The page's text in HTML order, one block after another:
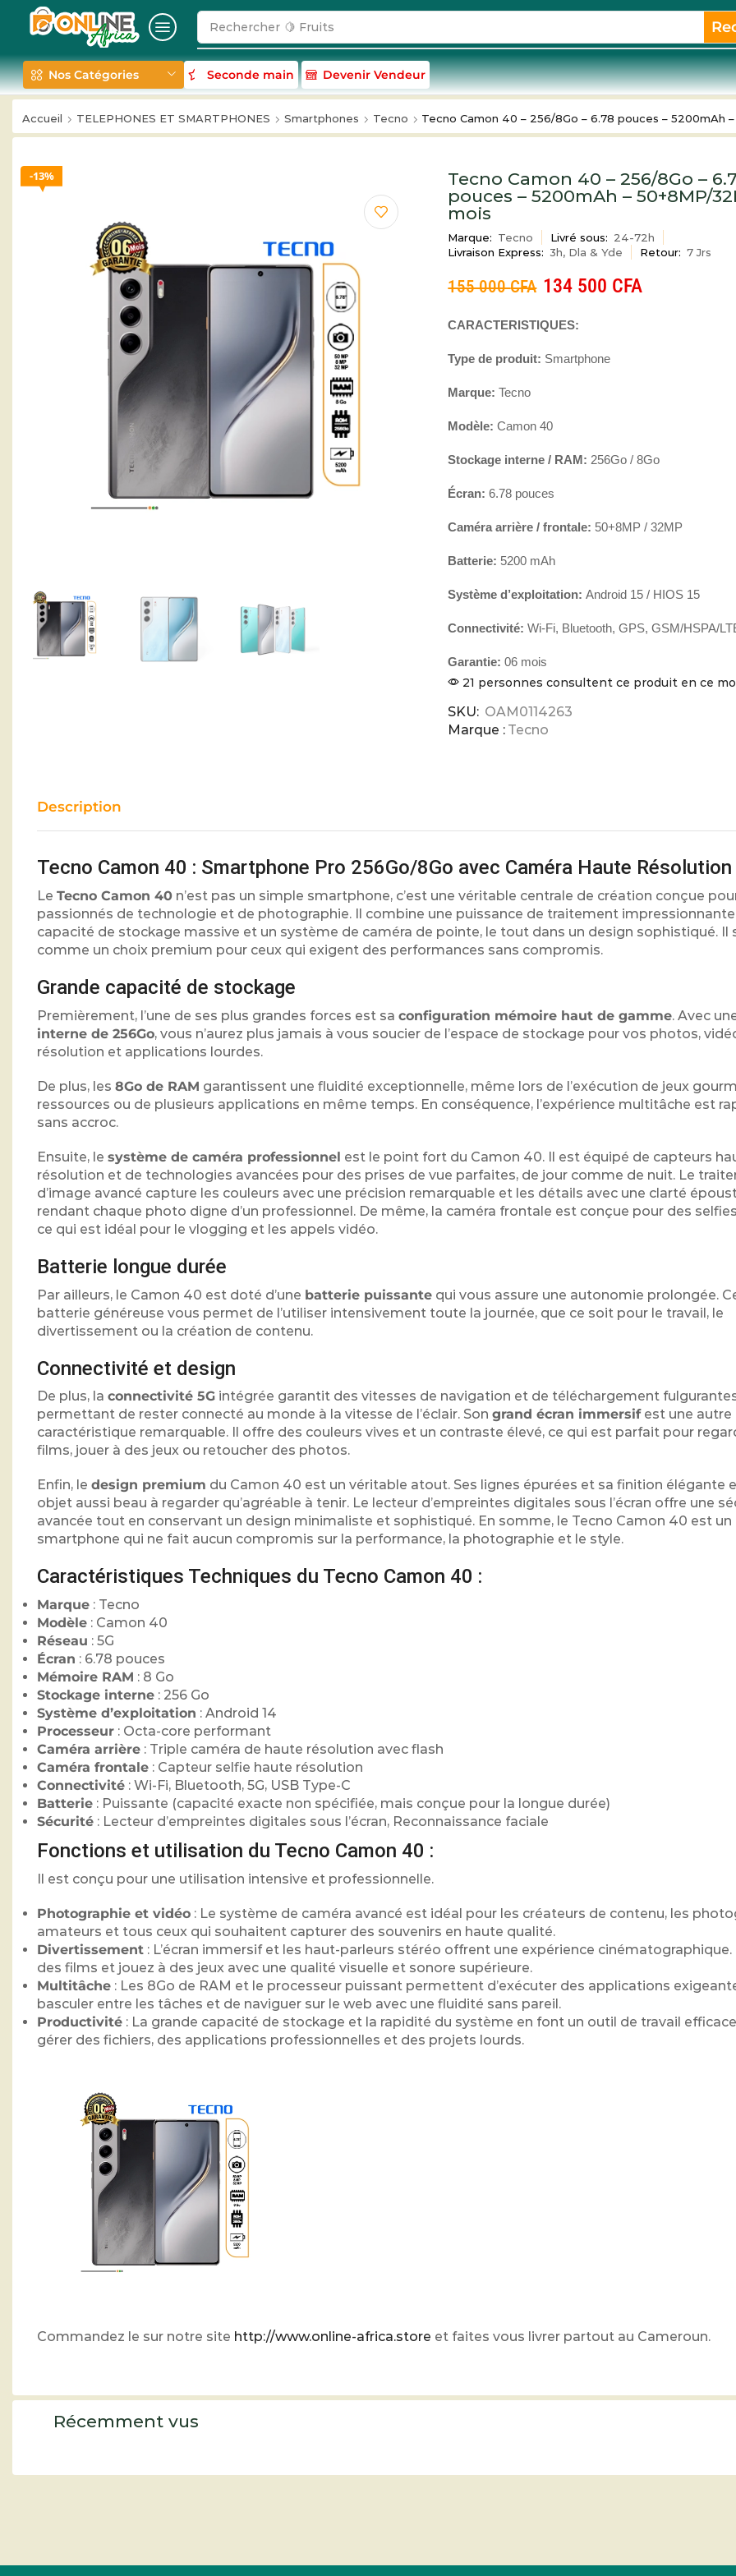
Rechercher 🍋 Fruits
Nos Catégories Seconde main Devenir Vendeur
Accueil TELEPHONES ET SMARTPHONES Smartphones Tecno Tecno Camon 40 – 256/8Go – 6.78 pouces – 5200mAh
13%
Tecno Camon 40 – 256/8Go –
pouces – 5200mAh – 50+8MP/
mois
Marque: Tecno Livré sous: 24-72h
Livraison Express: 3h, Dla & Yde Retour: 7 Jrs
155 000CFA 134 500 CFA
CARACTERISTIQUES:
Type de produit: Smartphone
Marque: Tecno
Modèle: Camon 40
Stockage interne / RAM: 256Go / 8Go
Écran: 6.78 pouces
Caméra arrière / frontale: 50+8MP / 32MP
Batterie: 5200 mAh
Système d’exploitation: Android 15 / HIOS 15
Connectivité: Wi-Fi, Bluetooth, GPS, GSM/HSPA/
Garantie: 06 mois
21 personnes consultent ce produit en ce
SKU: OAM0114263
Marque : Tecno
Description
Tecno Camon 40 : Smartphone Pro 256Go/8Go avec Caméra Haute Résolution
Le Tecno Camon 40 n’est pas un simple smartphone, c’est une véritable centrale de création conçue
passionnés de technologie et de photographie. Il combine une puissance de traitement
capacité de stockage massive et un système de caméra de pointe, le tout dans un design sophistiqué. Il
comme un choix premium pour ceux qui exigent des performances sans compromis.
Grande capacité de stockage
Premièrement, l’une de ses plus grandes forces est sa configuration mémoire haut de gamme. Avec
interne de 256Go, vous n’aurez plus jamais à vous soucier de l’espace de stockage pour vos photos,
résolution et applications lourdes.
De plus, les 8Go de RAM garantissent une fluidité exceptionnelle, même lors de l’exécution de jeux
ressources ou de plusieurs applications en même temps. En conséquence, l’expérience multitâche est
sans accroc.
Ensuite, le système de caméra professionnel est le point fort du Camon 40. Il est équipé de capteurs
résolution et de technologies avancées pour des prises de vue parfaites, de jour comme de nuit. Le
d’image avancé capture les couleurs avec une précision remarquable et les détails avec une clarté
rendant chaque photo digne d’un professionnel. De même, la caméra frontale est conçue pour des
ce qui est idéal pour le vlogging et les appels vidéo.
Batterie longue durée
Par ailleurs, le Camon 40 est doté d’une batterie puissante qui vous assure une autonomie prolongée.
batterie généreuse vous permet de l’utiliser intensivement toute la journée, que ce soit pour le travail, le
divertissement ou la création de contenu.
Connectivité et design
De plus, la connectivité 5G intégrée garantit des vitesses de navigation et de téléchargement
permettant de rester connecté au monde à la vitesse de l’éclair. Son grand écran immersifest une autre
caractéristique remarquable. Il offre des couleurs vives et un contraste élevé, ce qui est parfait pour
films, jouer à des jeux ou retoucher des photos.
Enfin, le design premium du Camon 40 est un véritable atout. Ses lignes épurées et sa finition élégante
objet aussi beau à regarder qu’agréable à tenir. Le lecteur d’empreintes digitales sous l’écran offre une
avancée tout en conservant un design minimaliste et sophistiqué. En somme, le Tecno Camon 40 est un
smartphone qui ne fait aucun compromis sur la performance, la photographie et le style.
Caractéristiques Techniques du Tecno Camon 40 :
Marque : Tecno
Modèle : Camon 40
Réseau : 5G
Écran : 6.78 pouces
Mémoire RAM : 8 Go
Stockage interne : 256 Go
Système d’exploitation : Android 14
Processeur : Octa-core performant
Caméra arrière : Triple caméra de haute résolution avec flash
Caméra frontale : Capteur selfie haute résolution
Connectivité : Wi-Fi, Bluetooth, 5G, USB Type-C
Batterie : Puissante (capacité exacte non spécifiée, mais conçue pour la longue durée)
Sécurité : Lecteur d’empreintes digitales sous l’écran, Reconnaissance faciale
Fonctions et utilisation du Tecno Camon 40 :
Il est conçu pour une utilisation intensive et professionnelle.
Photographie et vidéo : Le système de caméra avancé est idéal pour les créateurs de contenu, les
amateurs et tous ceux qui souhaitent capturer des souvenirs en haute qualité.
Divertissement : L’écran immersif et les haut-parleurs stéréo offrent une expérience cinématographique.
des films et jouez à des jeux avec une qualité visuelle et sonore supérieure.
Multitâche : Les 8Go de RAM et le processeur puissant permettent d’exécuter des applications
basculer entre les tâches et de naviguer sur le web avec une fluidité sans pareil.
Productivité : La grande capacité de stockage et la rapidité du système en font un outil de travail
gérer des fichiers, des applications professionnelles et des projets lourds.
Commandez le sur notre site http://www.online-africa.store et faites vous livrer partout au Cameroun.
Récemment vus